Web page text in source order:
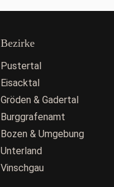
Bezirke
Pustertal
Eisacktal
Gröden & Gadertal
Burggrafenamt
Bozen & Umgebung
Unterland
Vinschgau